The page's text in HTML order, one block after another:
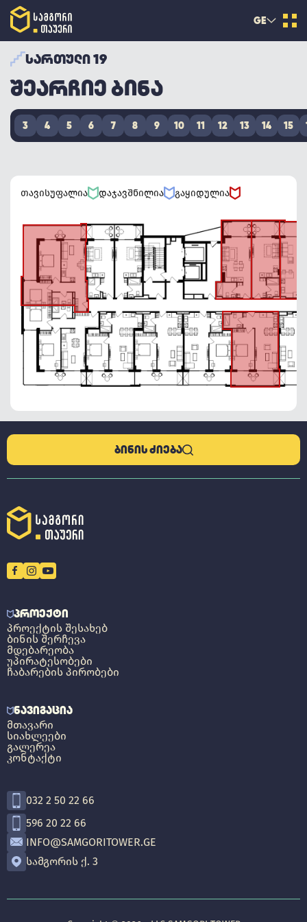
GE
ᲡᲐᲠᲗᲣᲚᲘ 19
ᲨᲔᲐᲠᲩᲘᲔ ᲑᲘᲜᲐ
თავისუფალია დაჯავშნილია გაყიდულია
15
14
13
12
11
10
9
8
7
6
5
4
3
ᲑᲘᲜᲘᲡ ᲫᲘᲔᲑᲐ
ᲞᲠᲝᲔᲥᲢᲘ
ᲞᲠᲝᲔᲥᲢᲘᲡ ᲨᲔᲡᲐᲮᲔᲑ
ᲑᲘᲜᲘᲡ ᲨᲔᲠᲩᲔᲕᲐ
ᲛᲓᲔᲑᲐᲠᲔᲝᲑᲐ
ᲣᲞᲘᲠᲐᲢᲔᲡᲝᲑᲔᲑᲘ
ᲩᲐᲑᲐᲠᲔᲑᲘᲡ ᲞᲘᲠᲝᲑᲔᲑᲘ
ᲜᲐᲕᲘᲒᲐᲪᲘᲐ
ᲛᲗᲐᲕᲐᲠᲘ
ᲡᲘᲐᲮᲚᲔᲔᲑᲘ
ᲒᲐᲚᲔᲠᲔᲐ
ᲙᲝᲜᲢᲐᲥᲢᲘ
032 2 50 22 66
596 20 22 66
INFO@SAMGORITOWER.GE
ᲡᲐᲛᲒᲝᲠᲘᲡ Ქ. 3